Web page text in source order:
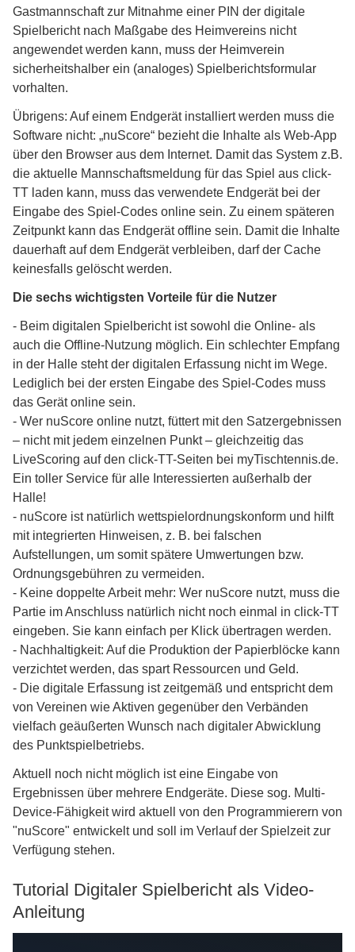
Gastmannschaft zur Mitnahme einer PIN der digitale
Spielbericht nach Maßgabe des Heimvereins nicht
angewendet werden kann, muss der Heimverein
sicherheitshalber ein (analoges) Spielberichtsformular
vorhalten.
Übrigens: Auf einem Endgerät installiert werden muss die
Software nicht: „nuScore“ bezieht die Inhalte als Web-App
über den Browser aus dem Internet. Damit das System z.B.
die aktuelle Mannschaftsmeldung für das Spiel aus click-
TT laden kann, muss das verwendete Endgerät bei der
Eingabe des Spiel-Codes online sein. Zu einem späteren
Zeitpunkt kann das Endgerät offline sein. Damit die Inhalte
dauerhaft auf dem Endgerät verbleiben, darf der Cache
keinesfalls gelöscht werden.
Die sechs wichtigsten Vorteile für die Nutzer
- Beim digitalen Spielbericht ist sowohl die Online- als
auch die Offline-Nutzung möglich. Ein schlechter Empfang
in der Halle steht der digitalen Erfassung nicht im Wege.
Lediglich bei der ersten Eingabe des Spiel-Codes muss
das Gerät online sein.
- Wer nuScore online nutzt, füttert mit den Satzergebnissen
– nicht mit jedem einzelnen Punkt – gleichzeitig das
LiveScoring auf den click-TT-Seiten bei myTischtennis.de.
Ein toller Service für alle Interessierten außerhalb der
Halle!
- nuScore ist natürlich wettspielordnungskonform und hilft
mit integrierten Hinweisen, z. B. bei falschen
Aufstellungen, um somit spätere Umwertungen bzw.
Ordnungsgebühren zu vermeiden.
- Keine doppelte Arbeit mehr: Wer nuScore nutzt, muss die
Partie im Anschluss natürlich nicht noch einmal in click-TT
eingeben. Sie kann einfach per Klick übertragen werden.
- Nachhaltigkeit: Auf die Produktion der Papierblöcke kann
verzichtet werden, das spart Ressourcen und Geld.
- Die digitale Erfassung ist zeitgemäß und entspricht dem
von Vereinen wie Aktiven gegenüber den Verbänden
vielfach geäußerten Wunsch nach digitaler Abwicklung
des Punktspielbetriebs.
Aktuell noch nicht möglich ist eine Eingabe von
Ergebnissen über mehrere Endgeräte. Diese sog. Multi-
Device-Fähigkeit wird aktuell von den Programmierern von
"nuScore" entwickelt und soll im Verlauf der Spielzeit zur
Verfügung stehen.
Tutorial Digitaler Spielbericht als Video-
Anleitung